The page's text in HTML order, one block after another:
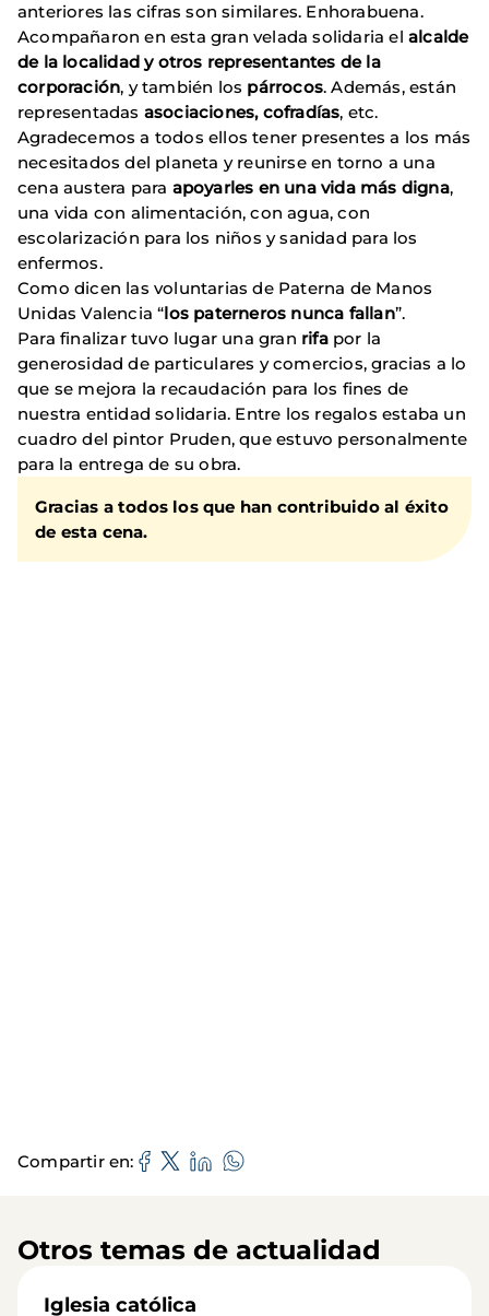
anteriores las cifras son similares. Enhorabuena.
Acompañaron en esta gran velada solidaria el alcalde
de la localidad y otros representantes de la
corporación, y también los párrocos. Además, están
representadas asociaciones, cofradías, etc.
Agradecemos a todos ellos tener presentes a los más
necesitados del planeta y reunirse en torno a una
cena austera para apoyarles en una vida más digna,
una vida con alimentación, con agua, con
escolarización para los niños y sanidad para los
enfermos.
Como dicen las voluntarias de Paterna de Manos
Unidas Valencia “los paterneros nunca fallan”.
Para finalizar tuvo lugar una gran rifapor la
generosidad de particulares y comercios, gracias a lo
que se mejora la recaudación para los fines de
nuestra entidad solidaria. Entre los regalos estaba un
cuadro del pintor Pruden, que estuvo personalmente
para la entrega de su obra.
Gracias a todos los que han contribuido al éxito
de esta cena.
Compartir en
Otros temas de actualidad
Iglesia católica